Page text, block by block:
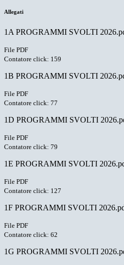
Allegati
1A PROGRAMMI SVOLTI
File PDF
Contatore click: 159
1B PROGRAMMI SVOLTI
File PDF
Contatore click: 77
1D PROGRAMMI SVOLTI
File PDF
Contatore click: 79
1E PROGRAMMI SVOLTI
File PDF
Contatore click: 127
1F PROGRAMMI SVOLTI
File PDF
Contatore click: 62
1G PROGRAMMI SVOLTI